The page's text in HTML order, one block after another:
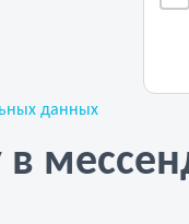
данных
в